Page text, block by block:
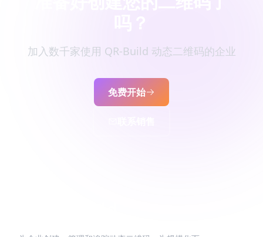
加入数千家使用 QR-Build 动态二维码的企业
免费开始